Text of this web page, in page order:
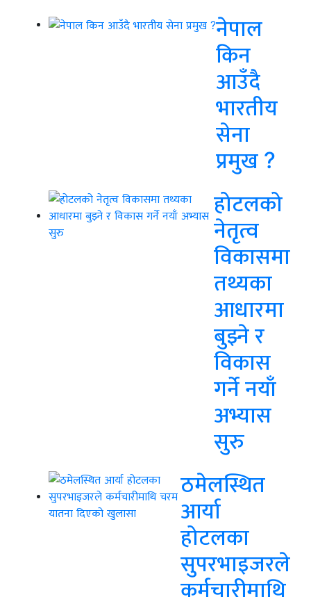
नेपाल
किन
आउँदै
भारतीय
सेना
प्रमुख ?
होटलको
नेतृत्व
विकासमा
तथ्यका
आधारमा
बुझ्ने र
विकास
गर्ने नयाँ
अभ्यास
सुरु
ठमेलस्थित
आर्या
होटलका
सुपरभाइजरले
कर्मचारीमाथि